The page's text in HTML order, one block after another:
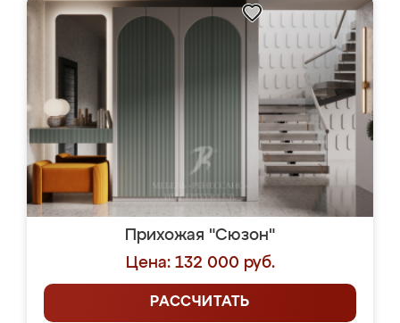
Прихожая "Сюзон"
Цена: 132 000 руб.
РАССЧИТАТЬ